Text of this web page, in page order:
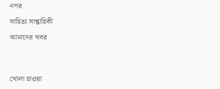
নগর
সাহিত্য সাপ্তাহিকী
আমাদের খবর
খোলা হাওয়া